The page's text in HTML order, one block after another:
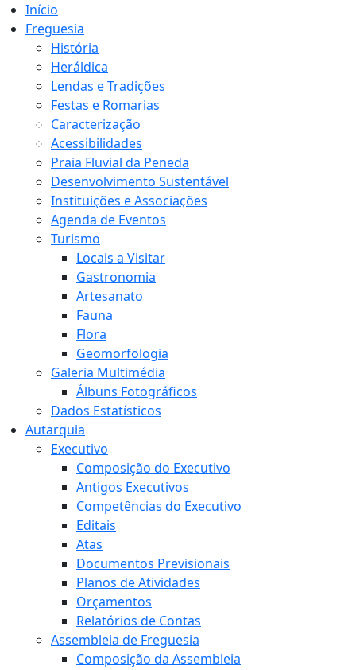
Início
Freguesia
História
Heráldica
Lendas e Tradições
Festas e Romarias
Caracterização
Acessibilidades
Praia Fluvial da Peneda
Desenvolvimento Sustentável
Instituições e Associações
Agenda de Eventos
Turismo
Locais a Visitar
Gastronomia
Artesanato
Fauna
Flora
Geomorfologia
Galeria Multimédia
Álbuns Fotográficos
Dados Estatísticos
Autarquia
Executivo
Composição do Executivo
Antigos Executivos
Competências do Executivo
Editais
Atas
Documentos Previsionais
Planos de Atividades
Orçamentos
Relatórios de Contas
Assembleia de Freguesia
Composição da Assembleia